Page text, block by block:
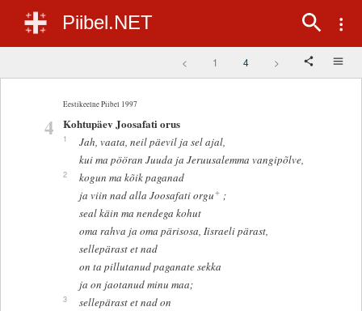
Piibel.NET
< 1 4 >
Eestikeelne Piibel 1997
4 Kohtupäev Joosafati orus
1
Jah, vaata, neil päevil ja sel ajal,
kui ma pööran Juuda ja Jeruusalemma vangipõlve,
2
kogun ma kõik paganad
ja viin nad alla Joosafati orgu+;
seal käin ma nendega kohut
oma rahva ja oma pärisosa, Iisraeli pärast,
sellepärast et nad
on ta pillutanud paganate sekka
ja on jaotanud minu maa;
3
sellepärast et nad on